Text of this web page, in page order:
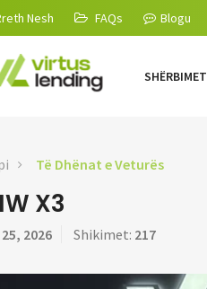
Nesh FAQs Blogu
SHËRBIMET
Të Dhënat e Veturës
X3
2026 Shikimet: 217